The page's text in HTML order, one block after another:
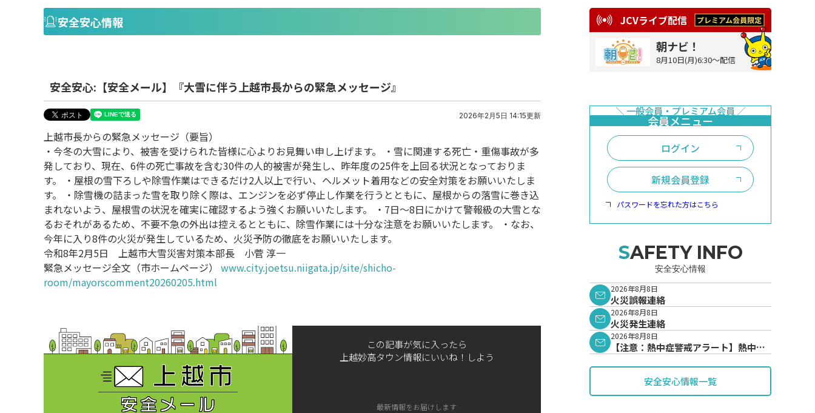
安全安心情報
安全安心:【安全メール】『大雪に伴う上越市長からの緊急メッセージ』
2026年2月5日 14:15更新
上越市長からの緊急メッセージ（要旨）
・今冬の大雪により、被害を受けられた皆様に心よりお見舞い申し上げます。 ・雪に関連する死亡・重傷事故が多
発しており、現在、6件の死亡事故を含む30件の人的被害が発生し、昨年度の25件を上回る状況となっておりま
す。 ・屋根の雪下ろしや除雪作業はできるだけ2人以上で行い、ヘルメット着用などの安全対策をお願いいたしま
す。 ・除雪機の詰まった雪を取り除く際は、エンジンを必ず停止し作業を行うとともに、屋根からの落雪に巻き込
まれないよう、屋根雪の状況を確実に確認するよう強くお願いいたします。 ・7日〜8日にかけて警報級の大雪とな
るおそれがあるため、不要不急の外出は控えるとともに、除雪作業には十分な注意をお願いいたします。 ・なお、
今年に入り8件の火災が発生しているため、火災予防の徹底をお願いいたします。
令和8年2月5日 上越市大雪災害対策本部長 小菅 淳一
緊急メッセージ全文（市ホームページ） www.city.joetsu.niigata.jp/site/shicho-
room/mayorscomment20260205.html
この記事が気に入ったら
上越妙高タウン情報にいいね！しよう
最新情報をお届けします
JCVライブ配信
朝ナビ！
8月10日(月)6:30～配信
ログイン
新規会員登録
パスワードを忘れた方はこちら
SAFETY INFO
安全安心情報
2026年8月8日
火災誤報連絡
2026年8月8日
火災発生連絡
2026年8月8日
【注意：熱中症警戒アラート】熱中症
安全安心情報一覧